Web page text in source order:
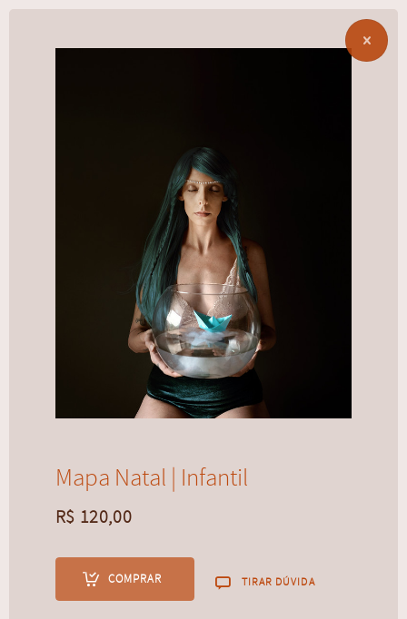
Mapa Natal | Infantil
R$ 120,00
COMPRAR TIRAR DÚVIDA